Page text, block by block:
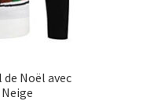
de Noël avec